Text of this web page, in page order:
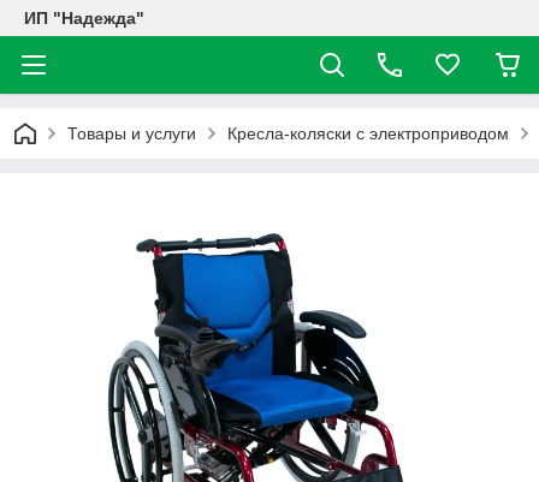
ИП "Надежда"
Товары и услуги Кресла-коляски с электроприводом